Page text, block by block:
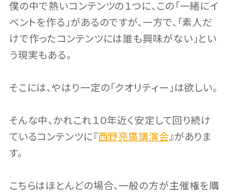
僕の中で熱いコンテンツの１つに、この「一緒にイ
ベントを作る」があるのですが、一方で、「素人だ
けで作ったコンテンツには誰も興味がない」とい
う現実もある。
そこには、やはり一定の「クオリティー」は欲しい。
そんな中、かれこれ１０年近く安定して回り続け
ているコンテンツに『西野亮廣講演会』がありま
す。
こちらはほとんどの場合、一般の方が主催権を購